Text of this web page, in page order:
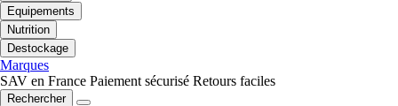
Equipements
Nutrition
Destockage
Marques
SAV en France Paiement sécurisé Retours faciles
Rechercher